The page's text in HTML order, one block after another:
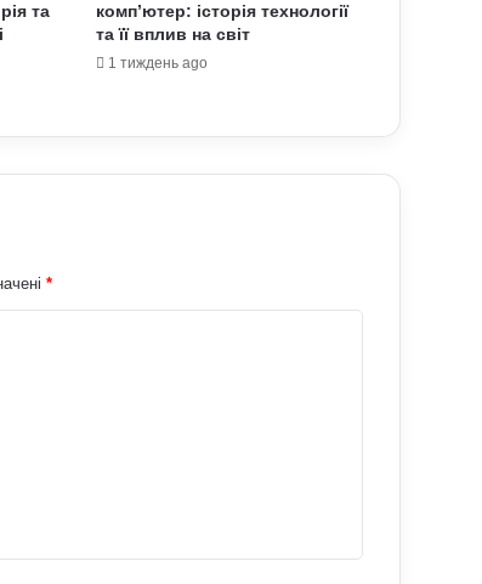
Чому українці обирають Німеччину
для ПМЖ: переваги та недоліки
країни
увазі
та
комп’ютер: історія технології
та її вплив на світ
1 тиждень ago
*